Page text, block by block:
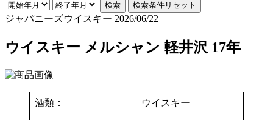
検索 検索条件リセット
ジャパニーズウイスキー 2026/06/22
ウイスキー メルシャン 軽井沢 17年
酒類： ウイスキー